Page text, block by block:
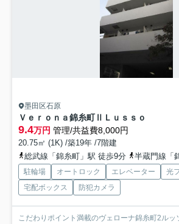
墨田区石原
Ｖｅｒｏｎａ錦糸町ⅡＬｕｓｓｏ
9.4万円 管理/共益費8,000円
20.75㎡ (1K) /築19年 /7階建
総武線「錦糸町」駅 徒歩9分
半蔵門線「
駐輪場 オートロック エレベーター
光
宅配ボックス
防犯カメラ
こだわりポイント満載のヴェローナ錦糸町2ルッ